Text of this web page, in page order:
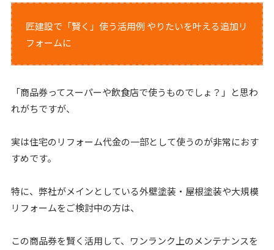
匠建設で「賢く」使う活用例 やりたいを叶える追加リ
フォームに
「商品券ってスーパーや飲食店で使うものでしょ？」と思わ
れがちですが、
実は住宅のリフォーム代金の一部として使うのが非常におす
すめです。
特に、弊社がメインとしている外壁塗装・屋根塗装や大規模
リフォームをご検討中の方は、
この商品券を賢く活用して、ワンランク上のメンテナンスを